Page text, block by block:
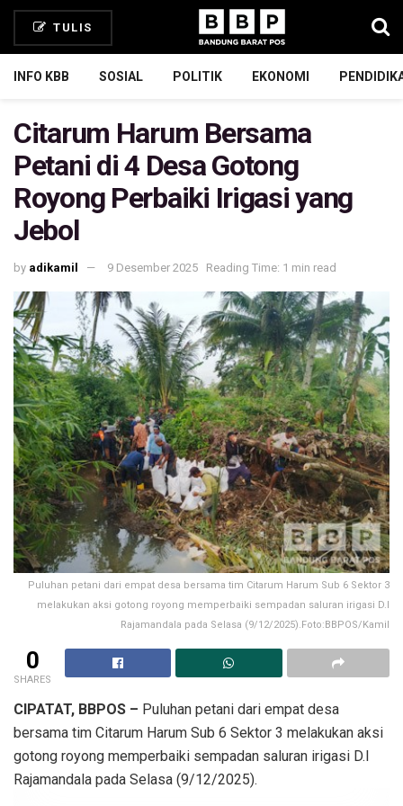
TULIS
INFO KBB SOSIAL POLITIK EKONOMI
Citarum Harum Bersama
Petani di 4 Desa Gotong
Royong Perbaiki Irigasi yang
Jebol
by adikamil 9 Desember 2025 Reading Time: 1 min read
Puluhan petani dari empat desa bersama tim Citarum Harum Sub 6 Sektor 3
melakukan aksi gotong royong memperbaiki sempadan saluran irigasi D.I
Rajamandala pada Selasa (9/12/2025).Foto:BBPOS/Kamil
0
SHARES
CIPATAT, BBPOS – Puluhan petani dari empat desa
bersama tim Citarum Harum Sub 6 Sektor 3 melakukan aksi
gotong royong memperbaiki sempadan saluran irigasi D.I
Rajamandala pada Selasa (9/12/2025).